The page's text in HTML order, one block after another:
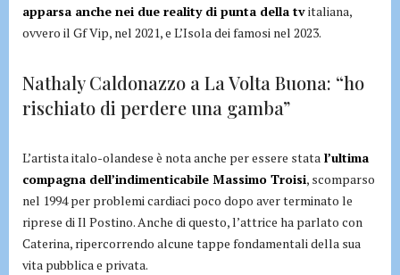
apparsa anche nei due reality di punta della tvitaliana,
ovvero il Gf Vip, nel 2021, e L’Isola dei famosi nel 2023.
Nathaly Caldonazzo a La Volta Buona: “ho
rischiato di perdere una gamba”
L’artista italo-olandese è nota anche per essere stata l’ultima
compagna dell’indimenticabile Massimo Troisi, scomparso
nel 1994 per problemi cardiaci poco dopo aver terminato le
riprese di Il Postino. Anche di questo, l’attrice ha parlato con
Caterina, ripercorrendo alcune tappe fondamentali della sua
vita pubblica e privata.